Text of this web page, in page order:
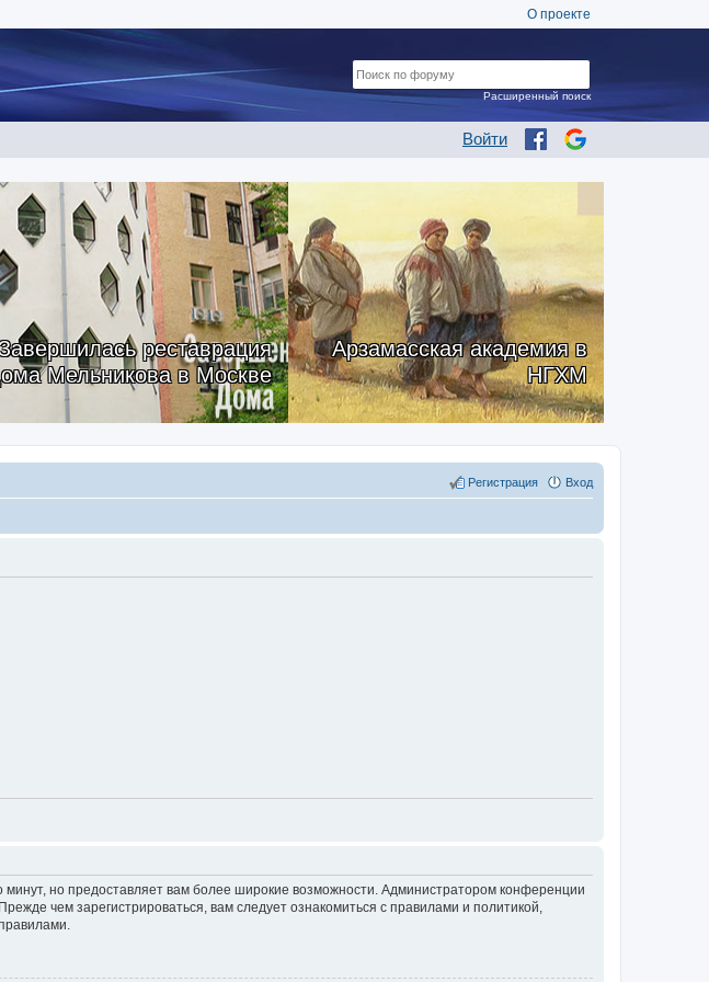
О проекте
Войти
Расширенный поиск
реставрация
Мельникова в Москве
Арзамасская академия в
НГХМ
Вход
Регистрация
но предоставляет вам более широкие возможности. Администратором конференции
чем зарегистрироваться, вам следует ознакомиться с правилами и политикой,